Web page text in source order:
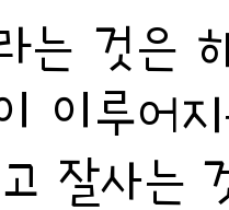
는 것은
이루어
잘사는